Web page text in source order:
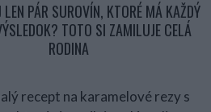
LEN PÁR SUROVÍN, KTORÉ MÁ KAŽDÝ
TOTO SI ZAMILUJE CELÁ
RODINA